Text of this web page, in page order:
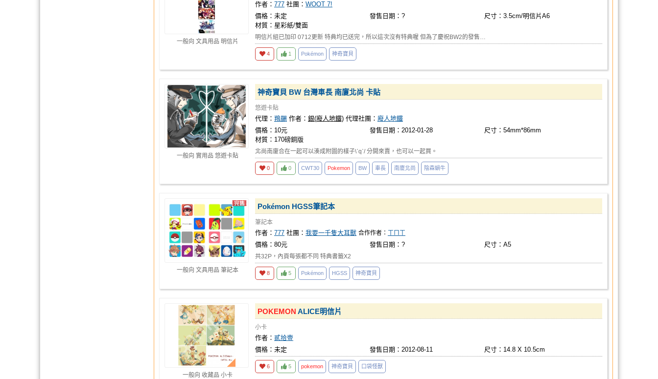
一般向 文具用品 明信片
作者： 777 社團： WOOT 7!
價格：未定
發售日期：?
尺寸：3.5cm/明信片A6
材質：星彩紙/雙面
明信片組已加印 0712更新 特典均已送完，所以這次沒有特典喔 但為了慶祝BW2的發售…
4 1 Pokémon 神奇寶貝
一般向 實用品 悠遊卡貼
神奇寶貝 BW 台灣車長 南廈北尚 卡貼
悠遊卡貼
代理： 鴹颺 作者： 銀(廢人地鐵) 代理社團： 廢人地鐵
價格：10元
發售日期：2012-01-28
尺寸：54mm*86mm
材質：170磅銅版
北尚南廈合在一起可以湊成附圖的樣子\ˊqˋ/ 分開來賣，也可以一起買。
0 0 CWT30 Pokemon BW 車長 南廈北尚 陰森蝸牛
一般向 文具用品 筆記本
Pokémon HGSS筆記本
筆記本
作者： 777 社團： 我要一千隻大耳獸 合作作者：
價格：80元 發售日期：? 尺寸：A5
共32P，內頁每張都不同 特典書籤X2
8 5 Pokémon HGSS 神奇寶貝
一般向 收藏品 小卡
POKEMON ALICE明信片
小卡
作者： 貳拾壹
價格：未定
發售日期：2012-08-11 尺寸：14.8 X 10.5cm
6 5 pokemon 神奇寶貝 口袋怪獸